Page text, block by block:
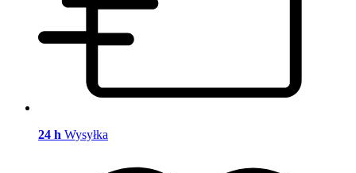
24 h Wysyłka